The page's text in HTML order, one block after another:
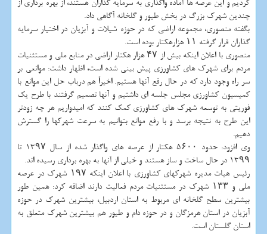
کردیم و این عرصه ها آماده واگذاری به سرمایه گذاران هستند، از بهره برداری از
چندین شهرک بزرگ در بخش طیور و گلخانه آگاهی داد.
بگفته منصوری، مجموعه اراضی که در حوزه شیلات و آبزیان در اختیار سرمایه
گذاران قرار گرفته ۱۱ هزارهکتار بوده است.
منصوری با اعلان اینکه بیش از ۴۷ هزار هکتار اراضی در منابع ملی و مستثنیات
مردم برای شهرک های کشاورزی پیش بینی شده است، اظهار داشت: موانعی بر
سر راه وجود دارد که در حال رفع آنها هستیم. اخیراً هم درباب حل این موانع با
کمیسیون کشاورزی مجلس جلسه ای داشتیم و آنها تصمیم گرفتند با طرح یک
فوریتی به توسعه شهرک های کشاورزی کمک کنند که امیدواریم هر چه زودتر
این طرح به نتیجه برسد و با رفع موانع بتوانیم به سرعت شهرکها را گسترش
دهیم.
وی افزود: حدود 5۶۰۰ هکتار از عرصه های واگذار شده از سال 13۹۷ تا
13۹۹ در حال ساخت و ساز هستند و خیلی از آنها به بهره برداری رسیده اند.
رئیس هیات مدیره شهرکهای کشاورزی با اعلان اینکه ۱۹۷ شهرک در عرصه
ملی و ۱۳۳ شهرک در مستثنیات مردم فعالیت دارند اضافه کرد: همین طور
بیشترین سطح گلخانه ای مربوط به استان اردبیل، بیشترین شهرک در حوزه
آبزیان در استان هرمزگان و در حوزه دام و طیور هم بیشترین شهرک متعلق به
استان گلستان است.